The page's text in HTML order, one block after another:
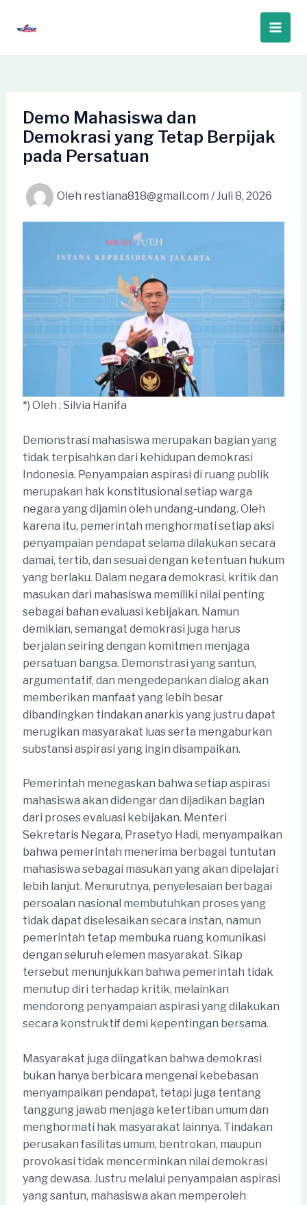
Main
Demo Mahasiswa dan
Demokrasi yang Tetap Berpijak
pada Persatuan
Oleh restiana818@gmail.com /Juli 8, 2026
*) Oleh : Silvia Hanifa
Demonstrasi mahasiswa merupakan bagian yang
tidak terpisahkan dari kehidupan demokrasi
Indonesia. Penyampaian aspirasi di ruang publik
merupakan hak konstitusional setiap warga
negara yang dijamin oleh undang-undang. Oleh
karena itu, pemerintah menghormati setiap aksi
penyampaian pendapat selama dilakukan secara
damai, tertib, dan sesuai dengan ketentuan hukum
yang berlaku. Dalam negara demokrasi, kritik dan
masukan dari mahasiswa memiliki nilai penting
sebagai bahan evaluasi kebijakan. Namun
demikian, semangat demokrasi juga harus
berjalan seiring dengan komitmen menjaga
persatuan bangsa. Demonstrasi yang santun,
argumentatif, dan mengedepankan dialog akan
memberikan manfaat yang lebih besar
dibandingkan tindakan anarkis yang justru dapat
merugikan masyarakat luas serta mengaburkan
substansi aspirasi yang ingin disampaikan.
Pemerintah menegaskan bahwa setiap aspirasi
mahasiswa akan didengar dan dijadikan bagian
dari proses evaluasi kebijakan. Menteri
Sekretaris Negara, Prasetyo Hadi, menyampaikan
bahwa pemerintah menerima berbagai tuntutan
mahasiswa sebagai masukan yang akan dipelajari
lebih lanjut. Menurutnya, penyelesaian berbagai
persoalan nasional membutuhkan proses yang
tidak dapat diselesaikan secara instan, namun
pemerintah tetap membuka ruang komunikasi
dengan seluruh elemen masyarakat. Sikap
tersebut menunjukkan bahwa pemerintah tidak
menutup diri terhadap kritik, melainkan
mendorong penyampaian aspirasi yang dilakukan
secara konstruktif demi kepentingan bersama.
Masyarakat juga diingatkan bahwa demokrasi
bukan hanya berbicara mengenai kebebasan
menyampaikan pendapat, tetapi juga tentang
tanggung jawab menjaga ketertiban umum dan
menghormati hak masyarakat lainnya. Tindakan
perusakan fasilitas umum, bentrokan, maupun
provokasi tidak mencerminkan nilai demokrasi
yang dewasa. Justru melalui penyampaian aspirasi
yang santun, mahasiswa akan memperoleh